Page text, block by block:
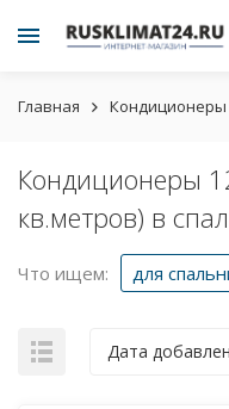
Главная Кондиционеры
Кондиционеры
кв.метров) в
Что ищем: для
Дата